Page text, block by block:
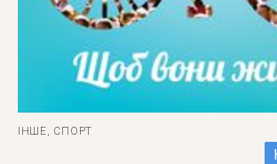
ІНШЕ, СПОРТ